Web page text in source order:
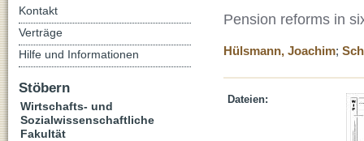
Pension reforms in
Hülsmann, Joachim;
Dateien:
Kontakt
Verträge
Hilfe und Informationen
Stöbern
Wirtschafts- und
Sozialwissenschaftliche
Fakultät